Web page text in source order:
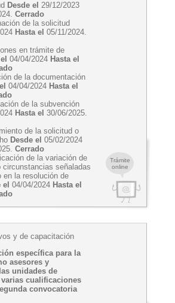
Trámite
online
Desde el 29/12/2023
Cerrado
de la solicitud
Hasta el 05/11/2024.
en trámite de
04/04/2024 Hasta el
de la documentación
04/04/2024 Hasta el
de la subvención
Hasta el 30/06/2025.
de la solicitud o
Desde el 05/02/2024
Cerrado
de la variación de
circunstancias señaladas
la resolución de
el 04/04/2024 Hasta el
y de capacitación
específica para la
asesores y
unidades de
cualificaciones
convocatoria